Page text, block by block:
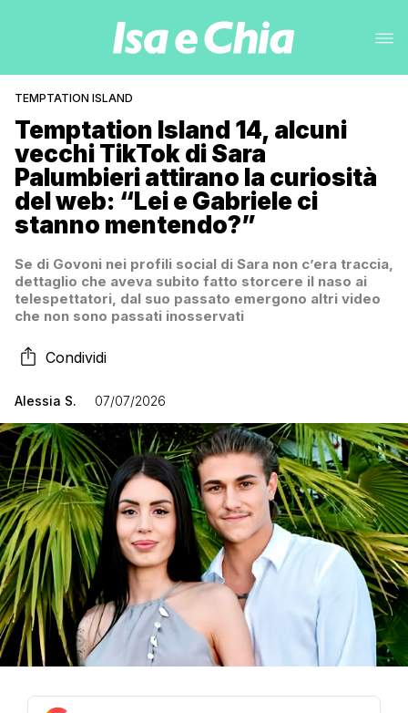
TEMPTATION ISLAND
Temptation Island 14, alcuni
vecchi TikTok di Sara
Palumbieri attirano la curiosità
del web: “Lei e Gabriele ci
stanno mentendo?”
Se di Govoni nei profili social di Sara non c’era traccia,
dettaglio che aveva subito fatto storcere il naso ai
telespettatori, dal suo passato emergono altri video
che non sono passati inosservati
Condividi
Alessia S. 07/07/2026